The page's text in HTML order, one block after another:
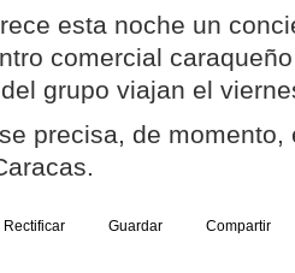
esta noche un
comercial
grupo viajan el
precisa, de momento,
Rectificar Guardar Compartir